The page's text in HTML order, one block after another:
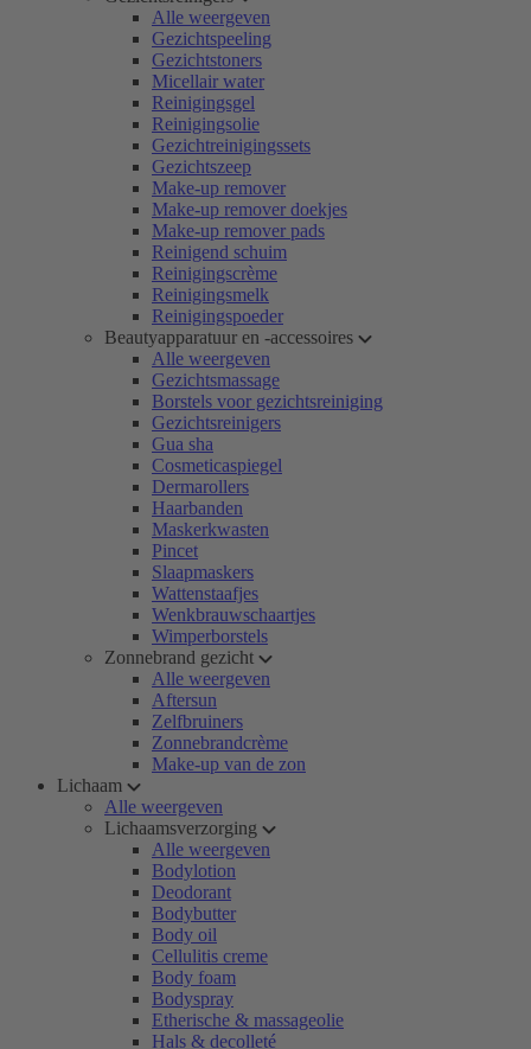
Alle weergeven
Gezichtspeeling
Gezichtstoners
Micellair water
Reinigingsgel
Reinigingsolie
Gezichtreinigingssets
Gezichtszeep
Make-up remover
Make-up remover doekjes
Make-up remover pads
Reinigend schuim
Reinigingscrème
Reinigingsmelk
Reinigingspoeder
Beautyapparatuur en -accessoires
Alle weergeven
Gezichtsmassage
Borstels voor gezichtsreiniging
Gezichtsreinigers
Gua sha
Cosmeticaspiegel
Dermarollers
Haarbanden
Maskerkwasten
Pincet
Slaapmaskers
Wattenstaafjes
Wenkbrauwschaartjes
Wimperborstels
Zonnebrand gezicht
Alle weergeven
Aftersun
Zelfbruiners
Zonnebrandcrème
Make-up van de zon
Lichaam
Alle weergeven
Lichaamsverzorging
Alle weergeven
Bodylotion
Deodorant
Bodybutter
Body oil
Cellulitis creme
Body foam
Bodyspray
Etherische & massageolie
Hals & decolleté